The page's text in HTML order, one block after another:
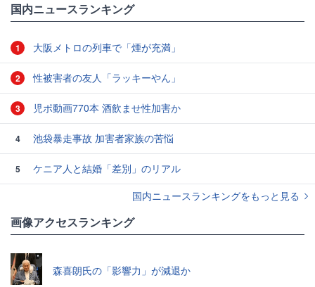
国内ニュースランキング
1 大阪メトロの列車で「煙が充満」
2 性被害者の友人「ラッキーやん」
3 児ポ動画770本 酒飲ませ性加害か
4 池袋暴走事故 加害者家族の苦悩
5
ケニア人と結婚「差別」のリアル
国内ニュースランキングをもっと見る
画像アクセスランキング
森喜朗氏の「影響力」が減退か